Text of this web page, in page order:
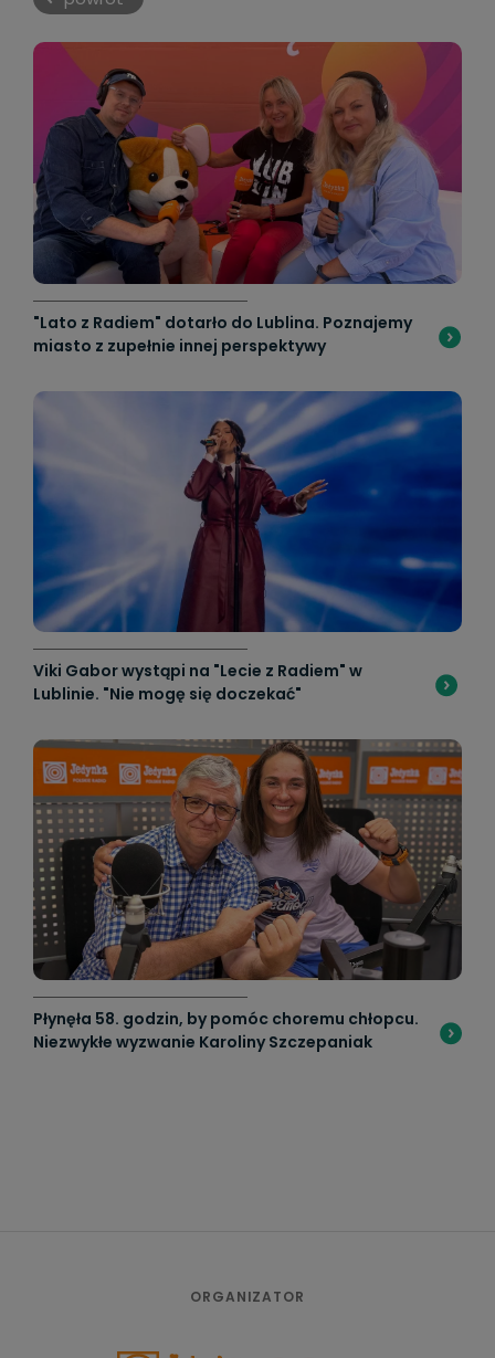
"Lato z Radiem" dotarło do Lublina. Poznajemy
miasto z zupełnie innej perspektywy
Viki Gabor wystąpi na "Lecie z Radiem" w
Lublinie. "Nie mogę się doczekać"
Płynęła 58. godzin, by pomóc choremu chłopcu.
Niezwykłe wyzwanie Karoliny Szczepaniak
ORGANIZATOR